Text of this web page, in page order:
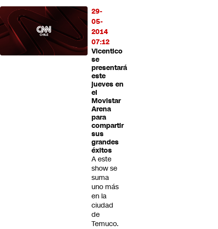
29-
05-
2014
07:12
Vicentico
se
presentará
este
jueves en
el
Movistar
Arena
para
compartir
sus
grandes
éxitos
A este
show se
suma
uno más
en la
ciudad
de
Temuco.